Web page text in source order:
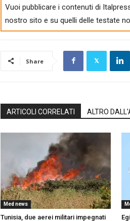
Vuoi pubblicare i contenuti di
nostro sito e su quelli delle testate
Share
ARTICOLI CORRELATI ALTRO
Med news
Tunisia, due aerei militari impegnati